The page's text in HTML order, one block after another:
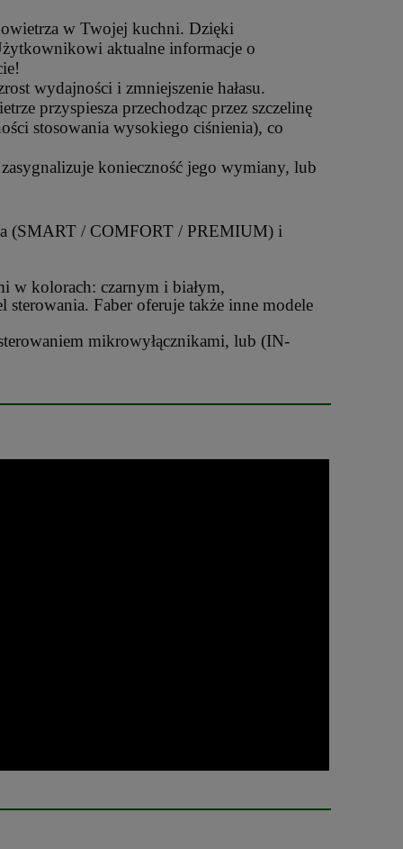
w Twojej kuchni. Dzięki
aktualne informacje o
wydajności i zmniejszenie hałasu.
przyspiesza przechodząc przez szczelinę
stosowania wysokiego ciśnienia), co
konieczność jego wymiany, lub
(SMART / COMFORT / PREMIUM) i
w kolorach: czarnym i białym,
Faber oferuje także inne modele
mikrowyłącznikami, lub (IN-